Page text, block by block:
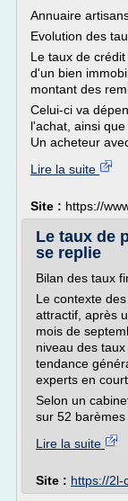
Annuaire
Evolution des
Le taux de
d'un bien
montant des
Celui-ci va
l'achat, ainsi
Un acheteur
Lire la suite
Site : https://
Le taux de
se replie
Bilan des taux
Le contexte
attractif, après
mois de
niveau des
tendance
experts en
Selon un
sur 52 barèmes
Lire la suite
Site : https://2l-